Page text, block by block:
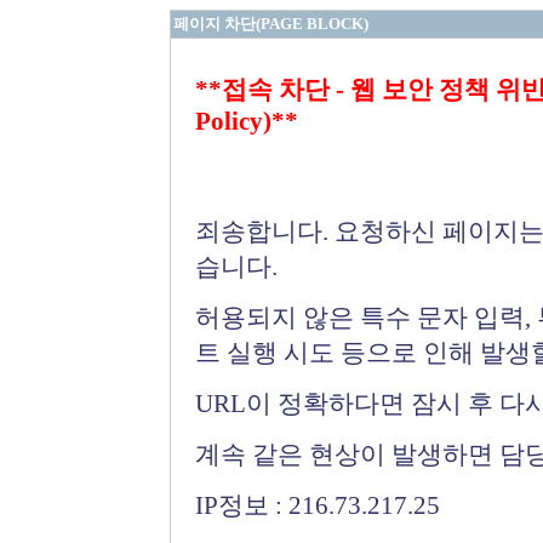
페이지 차단(PAGE BLOCK)
**접속 차단 - 웹 보안 정책 위
Policy)**
죄송합니다. 요청하신 페이지
습니다.
허용되지 않은 특수 문자 입력
트 실행 시도 등으로 인해 발생
URL이 정확하다면 잠시 후 다
계속 같은 현상이 발생하면 담
IP정보 : 216.73.217.25